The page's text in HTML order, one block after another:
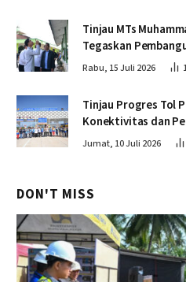
Tinjau MTs
Tegaskan
Seluruh Sekolah
Rabu, 15 Juli 2026
Tinjau Progres Tol
Konektivitas dan
Jumat, 10 Juli 2026
DON'T MISS